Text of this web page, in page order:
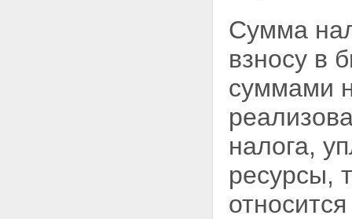
Сумма
взносу в
суммами
налога,
ресурсы,